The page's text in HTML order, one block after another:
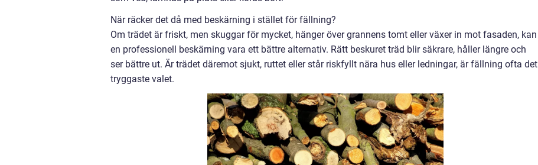
När räcker det då med beskärning i stället för fällning?
Om trädet är friskt, men skuggar för mycket, hänger över grannens tomt eller växer in mot fasaden, kan
en professionell beskärning vara ett bättre alternativ. Rätt beskuret träd blir säkrare, håller längre och
ser bättre ut. Är trädet däremot sjukt, ruttet eller står riskfyllt nära hus eller ledningar, är fällning ofta det
tryggaste valet.